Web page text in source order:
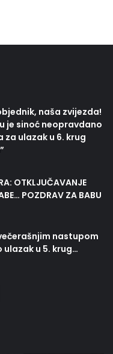
naša zvijezda!
je sinoć neopravdano
ulazak u 6. krug
OTKLJUČAVANJE
POZDRAV ZA BABU
nastupom
ulazak u 5. krug…